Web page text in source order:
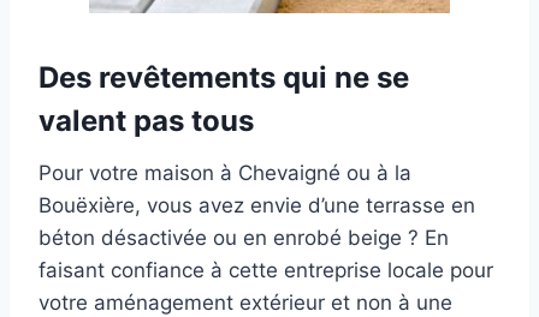
Des revêtements qui ne se
valent pas tous
Pour votre maison à Chevaigné ou à la
Bouëxière, vous avez envie d’une terrasse en
béton désactivée ou en enrobé beige ? En
faisant confiance à cette entreprise locale pour
votre aménagement extérieur et non à une